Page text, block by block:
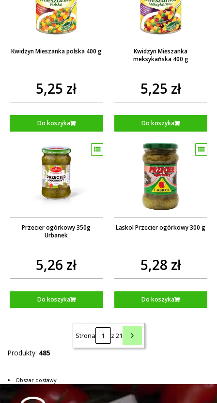
Kwidzyn Mieszanka polska 400 g
5,25 zł
Do koszyka
Kwidzyn Mieszanka
meksykańska 400 g
5,25 zł
Do koszyka
Przecier ogórkowy 350g
Urbanek
5,26 zł
Do koszyka
Laskol Przecier ogórkowy 300 g
5,28 zł
Do koszyka
Strona z 21
Produkty: 485
Obszar dostawy